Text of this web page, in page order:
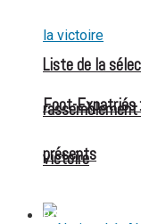
Foot-Expatriés
victoire
Liste de la
présents
BASKETBALL